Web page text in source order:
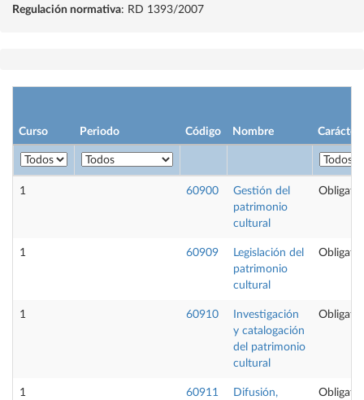
Regulación normativa: RD 1393/2007
Curso Periodo Código Nombre Carácter
1 60900
Gestión del
patrimonio
cultural
1 60909
Legislación del
patrimonio
cultural
1 60910
Investigación
y catalogación
del patrimonio
cultural
1 60911
Difusión,